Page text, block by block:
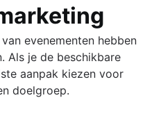
evenementen hebben
Als je de beschikbare
aanpak kiezen voor
doelgroep.